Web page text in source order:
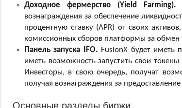
Доходное фермерство (Yield Farming).
вознаграждения за обеспечение
процентную ставку (APR) от своих
комиссионных сборов платформы за обмен
Панель запуска IFO. FusionX будет иметь
иметь возможность запустить свои
Инвесторы, в свою очередь, получат
получая вознаграждения за
Основные разделы биржи